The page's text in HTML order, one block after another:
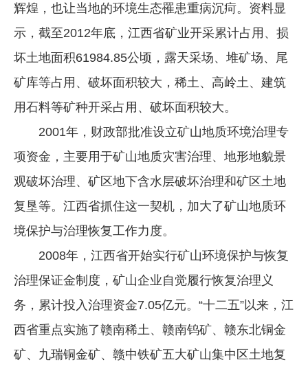
辉煌，也让当地的环境生态罹患重病沉疴。资料显
示，截至2012年底，江西省矿业开采累计占用、损
坏土地面积61984.85公顷，露天采场、堆矿场、尾
矿库等占用、破坏面积较大，稀土、高岭土、建筑
用石料等矿种开采占用、破坏面积较大。
2001年，财政部批准设立矿山地质环境治理专
项资金，主要用于矿山地质灾害治理、地形地貌景
观破坏治理、矿区地下含水层破坏治理和矿区土地
复垦等。江西省抓住这一契机，加大了矿山地质环
境保护与治理恢复工作力度。
2008年，江西省开始实行矿山环境保护与恢复
治理保证金制度，矿山企业自觉履行恢复治理义
务，累计投入治理资金7.05亿元。“十二五”以来，江
西省重点实施了赣南稀土、赣南钨矿、赣东北铜金
矿、九瑞铜金矿、赣中铁矿五大矿山集中区土地复